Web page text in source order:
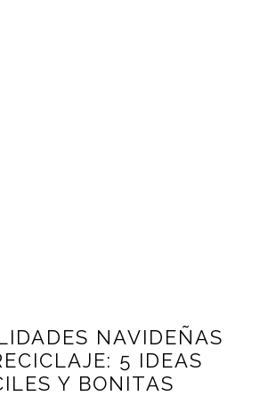
NAVIDEÑAS
5 IDEAS
Y BONITAS